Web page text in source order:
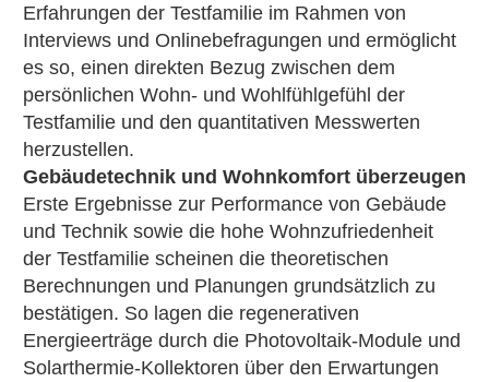
Erfahrungen der Testfamilie im Rahmen von
Interviews und Onlinebefragungen und ermöglicht
es so, einen direkten Bezug zwischen dem
persönlichen Wohn- und Wohlfühlgefühl der
Testfamilie und den quantitativen Messwerten
herzustellen.
Gebäudetechnik und Wohnkomfort überzeugen
Erste Ergebnisse zur Performance von Gebäude
und Technik sowie die hohe Wohnzufriedenheit
der Testfamilie scheinen die theoretischen
Berechnungen und Planungen grundsätzlich zu
bestätigen. So lagen die regenerativen
Energieerträge durch die Photovoltaik-Module und
Solarthermie-Kollektoren über den Erwartungen